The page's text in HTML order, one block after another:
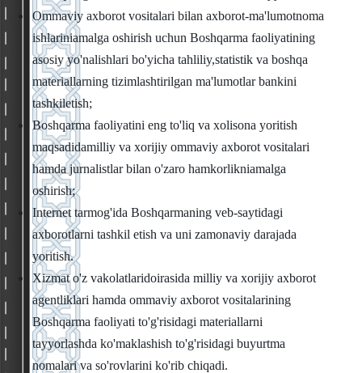
Ommaviy axborot vositalari bilan axborot-ma'lumotnoma
ishlariniamalga oshirish uchun Boshqarma faoliyatining
asosiy yo'nalishlari bo'yicha tahliliy,statistik va boshqa
materiallarning tizimlashtirilgan ma'lumotlar bankini
tashkiletish;
Boshqarma faoliyatini eng to'liq va xolisona yoritish
maqsadidamilliy va xorijiy ommaviy axborot vositalari
hamda jurnalistlar bilan o'zaro hamkorlikniamalga
oshirish;
Internet tarmog'ida Boshqarmaning veb-saytidagi
axborotlarni tashkil etish va uni zamonaviy darajada
yoritish.
Xizmat o'z vakolatlaridoirasida milliy va xorijiy axborot
agentliklari hamda ommaviy axborot vositalarining
Boshqarma faoliyati to'g'risidagi materiallarni
tayyorlashda ko'maklashish to'g'risidagi buyurtma
nomalari va so'rovlarini ko'rib chiqadi.